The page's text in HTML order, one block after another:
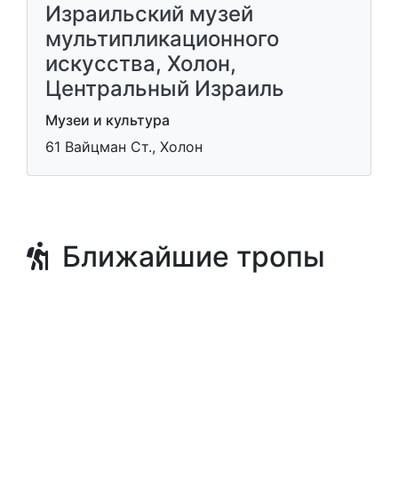
Израильский музей
мультипликационного
искусства, Холон,
Центральный Израиль
Музеи и культура
61 Вайцман Ст., Холон
Ближайшие тропы